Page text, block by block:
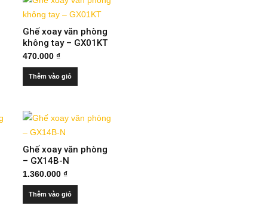
Ghế xoay văn phòng
không tay – GX01KT
470.000 ₫
Thêm vào giỏ
Ghế xoay văn phòng
– GX14B-N
1.360.000 ₫
Thêm vào giỏ